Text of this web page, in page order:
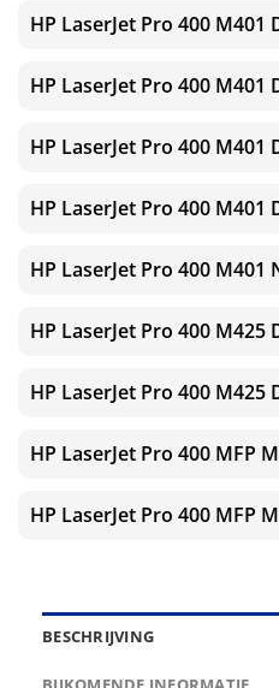
HP LaserJet Pro 400 M401
HP LaserJet Pro 400 M401
HP LaserJet Pro 400 M401
HP LaserJet Pro 400 M401
HP LaserJet Pro 400 M401
HP LaserJet Pro 400 M425
HP LaserJet Pro 400 M425
HP LaserJet Pro 400 MFP
HP LaserJet Pro 400 MFP
BESCHRIJVING